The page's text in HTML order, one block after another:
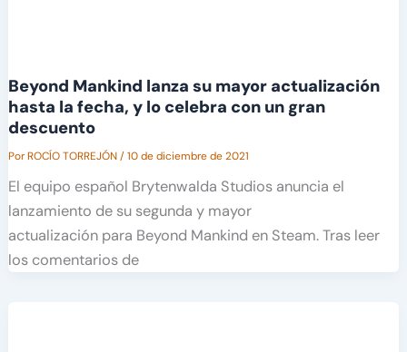
Beyond Mankind lanza su mayor actualización
hasta la fecha, y lo celebra con un gran
descuento
PorROCÍO TORREJÓN/10 de diciembre de 2021
El equipo español Brytenwalda Studios anuncia el
lanzamiento de su segunda y mayor
actualización para Beyond Mankind en Steam. Tras leer
los comentarios de